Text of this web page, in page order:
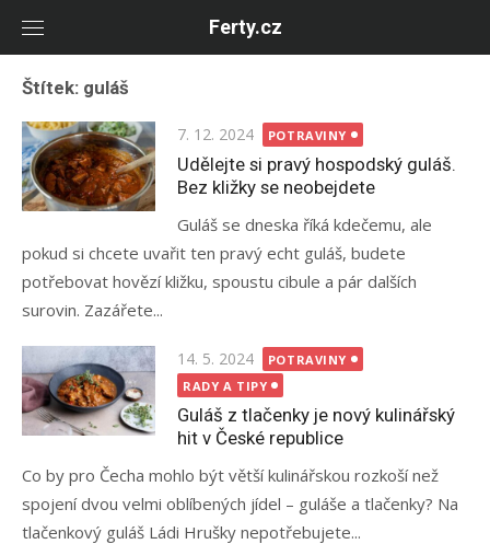
Ferty.cz
Štítek: guláš
Posted
on
7. 12. 2024 POTRAVINY
Udělejte si pravý hospodský guláš.
Bez kližky se neobejdete
Guláš se dneska říká kdečemu, ale
pokud si chcete uvařit ten pravý echt guláš, budete
potřebovat hovězí kližku, spoustu cibule a pár dalších
surovin. Zazářete...
Posted
on
14. 5. 2024
POTRAVINY
RADY A TIPY
Guláš z tlačenky je nový kulinářský
hit v České republice
Co by pro Čecha mohlo být větší kulinářskou rozkoší než
spojení dvou velmi oblíbených jídel – guláše a tlačenky? Na
tlačenkový guláš Ládi Hrušky nepotřebujete...